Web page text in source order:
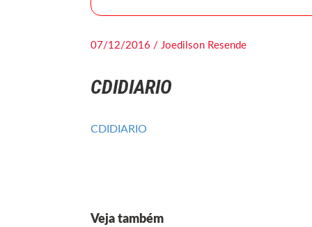
07/12/2016 / Joedilson Resende
CDIDIARIO
CDIDIARIO
Veja também